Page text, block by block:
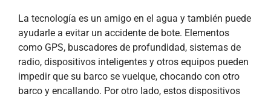
La tecnología es un amigo en el agua y también puede
ayudarle a evitar un accidente de bote. Elementos
como GPS, buscadores de profundidad, sistemas de
radio, dispositivos inteligentes y otros equipos pueden
impedir que su barco se vuelque, chocando con otro
barco y encallando. Por otro lado, estos dispositivos